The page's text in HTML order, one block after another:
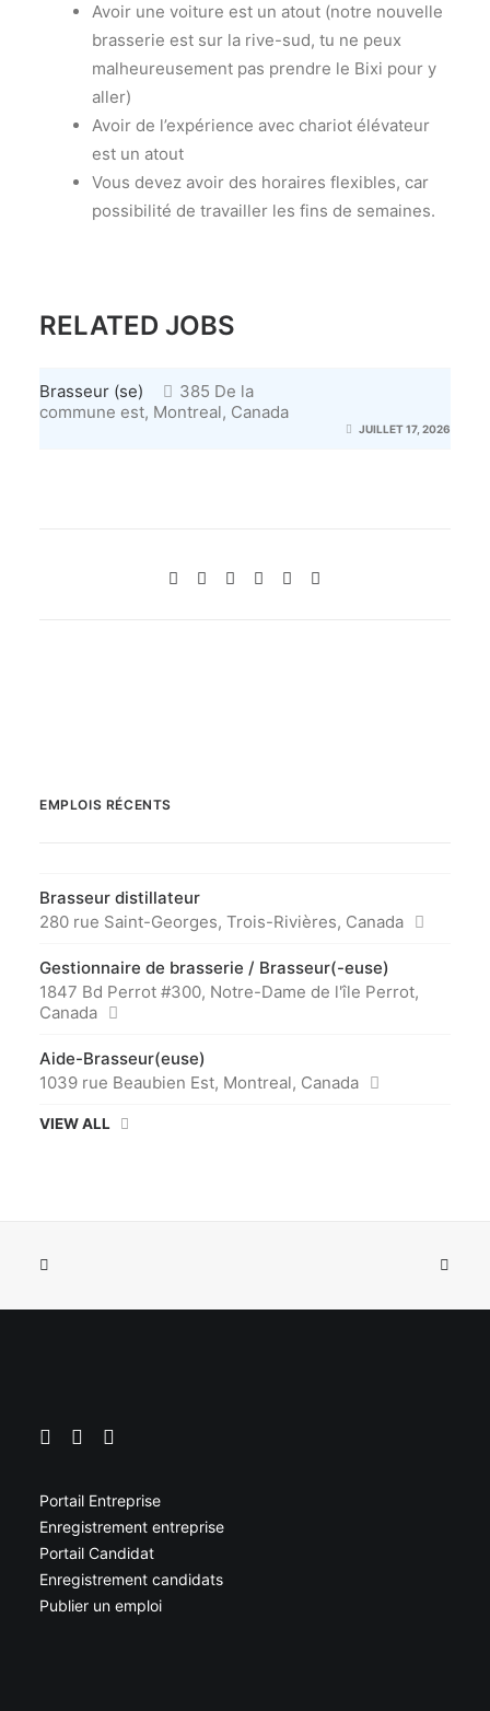
Avoir une voiture est un atout (notre nouvelle
brasserie est sur la rive-sud, tu ne peux
malheureusement pas prendre le Bixi pour y
aller)
Avoir de l’expérience avec chariot élévateur
est un atout
Vous devez avoir des horaires flexibles, car
possibilité de travailler les fins de semaines.
RELATED JOBS
Brasseur (se)
385 De la
commune est, Montreal, Canada
JUILLET 17, 2026
EMPLOIS RÉCENTS
Brasseur distillateur
280 rue Saint-Georges, Trois-Rivières, Canada
Gestionnaire de brasserie / Brasseur(-euse)
1847 Bd Perrot #300, Notre-Dame de l'île Perrot,
Canada
Aide-Brasseur(euse)
1039 rue Beaubien Est, Montreal, Canada
VIEW ALL
Portail Entreprise
Enregistrement entreprise
Portail Candidat
Enregistrement candidats
Publier un emploi